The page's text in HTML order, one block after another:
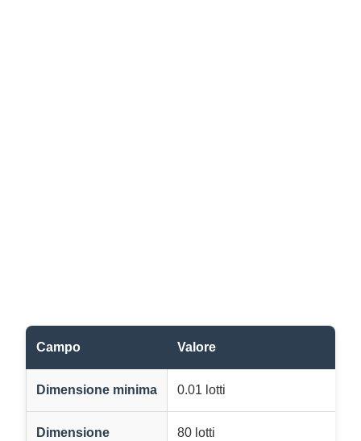
Campo Valore
Dimensione minima 0.01 lotti
Dimensione
80 lotti